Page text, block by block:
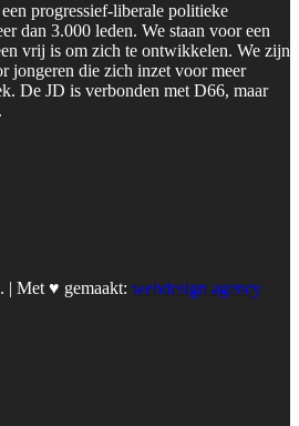
progressief-liberale politieke
dan 3.000 leden. We staan voor een
vrij is om zich te ontwikkelen. We zijn
jongeren die zich inzet voor meer
De JD is verbonden met D66, maar
| Met ♥︎ gemaakt: webdesign agency